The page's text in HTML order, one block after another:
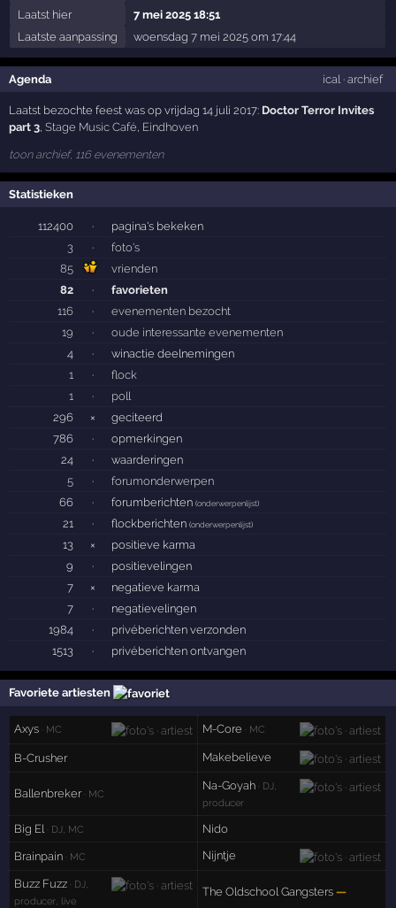
Laatst hier
7 mei 2025 18:51
Laatste aanpassing
woensdag 7 mei 2025 om 17:44
Agenda ical· archief
Laatst bezochte feest was op vrijdag 14 juli 2017: Doctor Terror Invites
part 3 ,Stage Music Café Eindhoven
toon archief, 116 evenementen
Statistieken
112400 ·
pagina's bekeken
3
·
foto's
85
vrienden
82
·
favorieten
116
·
evenementen bezocht
19
·
oude interessante evenementen
4
·
winactie deelnemingen
1
·
flock
1
·
poll
296
×
geciteerd
786
·
opmerkingen
24
·
waarderingen
5
·
forumonderwerpen
66
· forumberichten(onderwerpenlijst)
21 · flockberichten(onderwerpenlijst)
13 ×
positieve karma
9
·
positievelingen
7
×
negatieve karma
7
·
negatievelingen
1984
·
privéberichten verzonden
1513
· privéberichten ontvangen
Favoriete artiesten
Axys · MC M-Core · MC
B-Crusher Makebelieve
Ballenbreker· MC
Na-Goyah · DJ,
producer
Big El · DJ, MC Nido
Brainpain · MC Nijntje
Buzz Fuzz · DJ,
producer, live
The Oldschool Gangsters —